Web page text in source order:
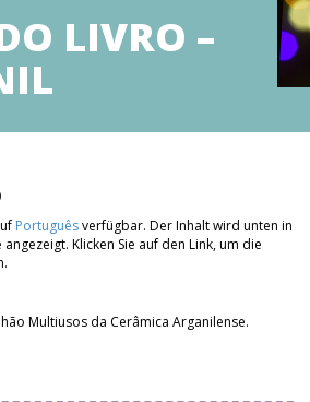
LIVRO –
Portuguêsverfügbar. Der Inhalt wird unten in
Klicken Sie auf den Link, um die
Multiusos da Cerâmica Arganilense.